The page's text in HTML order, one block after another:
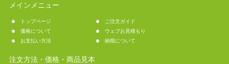
メインメニュー
トップページ
ご注文ガイド
価格について
ウェブお見積もり
お支払い方法
納期について
注文方法・価格・商品見本